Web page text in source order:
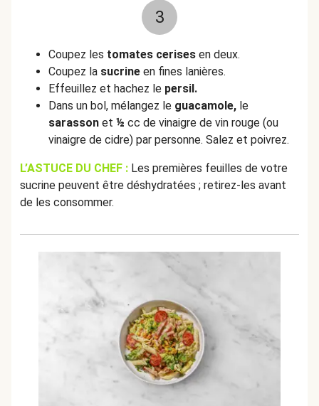
3
Coupez les tomates cerises en deux.
Coupez la sucrine en fines lanières.
Effeuillez et hachez le persil.
Dans un bol, mélangez le guacamole, le
sarasson et ½ cc de vinaigre de vin rouge (ou
vinaigre de cidre) par personne. Salez et poivrez.
L’ASTUCE DU CHEF : Les premières feuilles de votre
sucrine peuvent être déshydratées ; retirez-les avant
de les consommer.